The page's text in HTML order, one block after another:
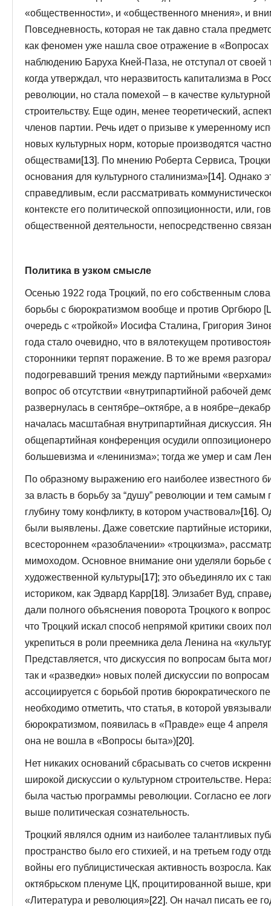
«общественности», и «общественного мнения», и
Повседневность, которая не так давно стала
как феномен уже нашла свое отражение в
наблюдению Баруха Кней-Паза, не отступал от
когда утверждал, что неразвитость капитализма в
революции, но стала помехой – в качестве
строительству. Еще один, менее теоретический,
членов партии. Речь идет о призыве к умеренному
новых культурных норм, которые производятся
обществами[13]. По мнению Роберта Сервиса,
основания для культурного сталинизма»[14]. Однако
справедливым, если рассматривать
контексте его политической оппозиционности, или,
общественной деятельности, непосредственно
Политика в узком смысле
Осенью 1922 года Троцкий, по его собственным
борьбы с бюрократизмом вообще и против Оргбюро
очередь с «тройкой» Иосифа Сталина, Григория
года стало очевидно, что в вялотекущем
сторонники терпят поражение. В то же время
подогревавший трения между партийными
вопрос об отсутствии «внутрипартийной рабочей
развернулась в сентябре–октябре, а в
началась масштабная внутрипартийная дискуссия.
общепартийная конференция осудили
большевизма и «ленинизма»; тогда же умер и сам
По образному выражению его наиболее известного
за власть в борьбу за “душу” революции и тем
глубину тому конфликту, в котором участвовал»[16].
были выявлены. Даже советские партийные
всестороннем «разоблачении» «троцкизма»,
мимоходом. Основное внимание они уделяли борьбе
художественной культуры[17]; это объединяло их с
историком, как Эдвард Карр[18]. Элизабет Вуд,
дали полного объяснения поворота Троцкого к
что Троцкий искал способ непрямой критики своих
укрепиться в роли преемника дела Ленина на
Представляется, что дискуссия по вопросам быта
так и «разведки» новых полей дискуссии по
ассоциируется с борьбой против бюрократического
необходимо отметить, что статья, в которой
бюрократизмом, появилась в «Правде» еще 4 апреля
она не вошла в «Вопросы быта»)[20].
Нет никаких оснований сбрасывать со счетов
широкой дискуссии о культурном строительстве.
была частью программы революции. Согласно ее
выше политическая сознательность.
Троцкий являлся одним из наиболее талантливых
пространство было его стихией, и на третьем году
войны его публицистическая активность возросла.
октябрьском пленуме ЦК, процитированной выше,
«Литература и революция»[22]. Он начал писать ее